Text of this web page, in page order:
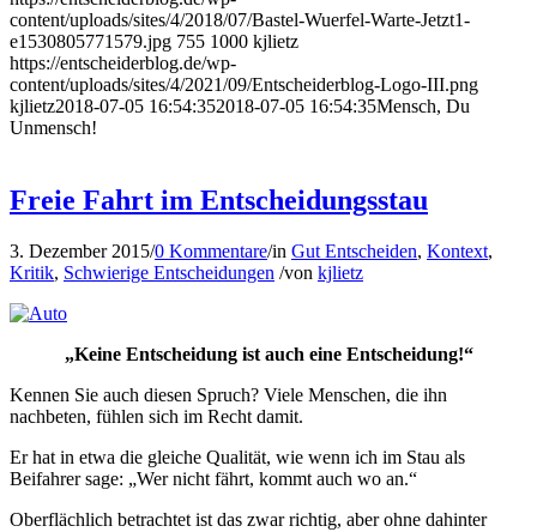
content/uploads/sites/4/2018/07/Bastel-Wuerfel-Warte-Jetzt1-
e1530805771579.jpg 755 1000 kjlietz
https://entscheiderblog.de/wp-
content/uploads/sites/4/2021/09/Entscheiderblog-Logo-III.png
kjlietz2018-07-05 16:54:352018-07-05 16:54:35Mensch, Du
Unmensch!
Freie Fahrt im Entscheidungsstau
3. Dezember 2015/0 Kommentare/in Gut Entscheiden, Kontext,
Kritik, Schwierige Entscheidungen /von kjlietz
„Keine Entscheidung ist auch eine Entscheidung!“
Kennen Sie auch diesen Spruch? Viele Menschen, die ihn
nachbeten, fühlen sich im Recht damit.
Er hat in etwa die gleiche Qualität, wie wenn ich im Stau als
Beifahrer sage: „Wer nicht fährt, kommt auch wo an.“
Oberflächlich betrachtet ist das zwar richtig, aber ohne dahinter